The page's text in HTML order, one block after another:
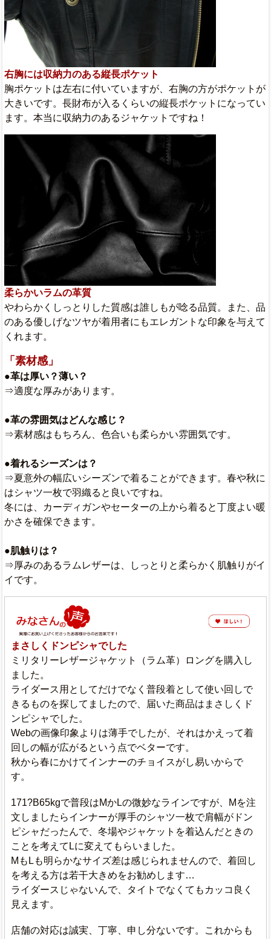
右胸には収納力のある縦長ポケット
胸ポケットは左右に付いていますが、右胸の方がポケットが
大きいです。長財布が入るくらいの縦長ポケットになってい
ます。本当に収納力のあるジャケットですね！
柔らかいラムの革質
やわらかくしっとりした質感は誰しもが唸る品質。また、品
のある優しげなツヤが着用者にもエレガントな印象を与えて
くれます。
「素材感」
●革は厚い？薄い？
⇒適度な厚みがあります。
●革の雰囲気はどんな感じ？
⇒素材感はもちろん、色合いも柔らかい雰囲気です。
●着れるシーズンは？
⇒夏意外の幅広いシーズンで着ることができます。春や秋に
はシャツ一枚で羽織ると良いですね。
冬には、カーディガンやセーターの上から着ると丁度よい暖
かさを確保できます。
●肌触りは？
⇒厚みのあるラムレザーは、しっとりと柔らかく肌触りがイ
イです。
まさしくドンピシャでした
ミリタリーレザージャケット（ラム革）ロングを購入し
ました。
ライダース用としてだけでなく普段着として使い回しで
きるものを探してましたので、届いた商品はまさしくド
ンピシャでした。
Webの画像印象よりは薄手でしたが、それはかえって着
回しの幅が広がるという点でベターです。
秋から春にかけてインナーのチョイスがし易いからで
す。
171?B65kgで普段はMかLの微妙なラインですが、Mを注
文しましたらインナーが厚手のシャツ一枚で肩幅がドン
ピシャだったんで、冬場やジャケットを着込んだときの
ことを考えてLに変えてもらいました。
MもLも明らかなサイズ差は感じられませんので、着回し
を考える方は若干大きめをお勧めします…
ライダースじゃないんで、タイトでなくてもカッコ良く
見えます。
店舗の対応は誠実、丁寧、申し分ないです。これからも